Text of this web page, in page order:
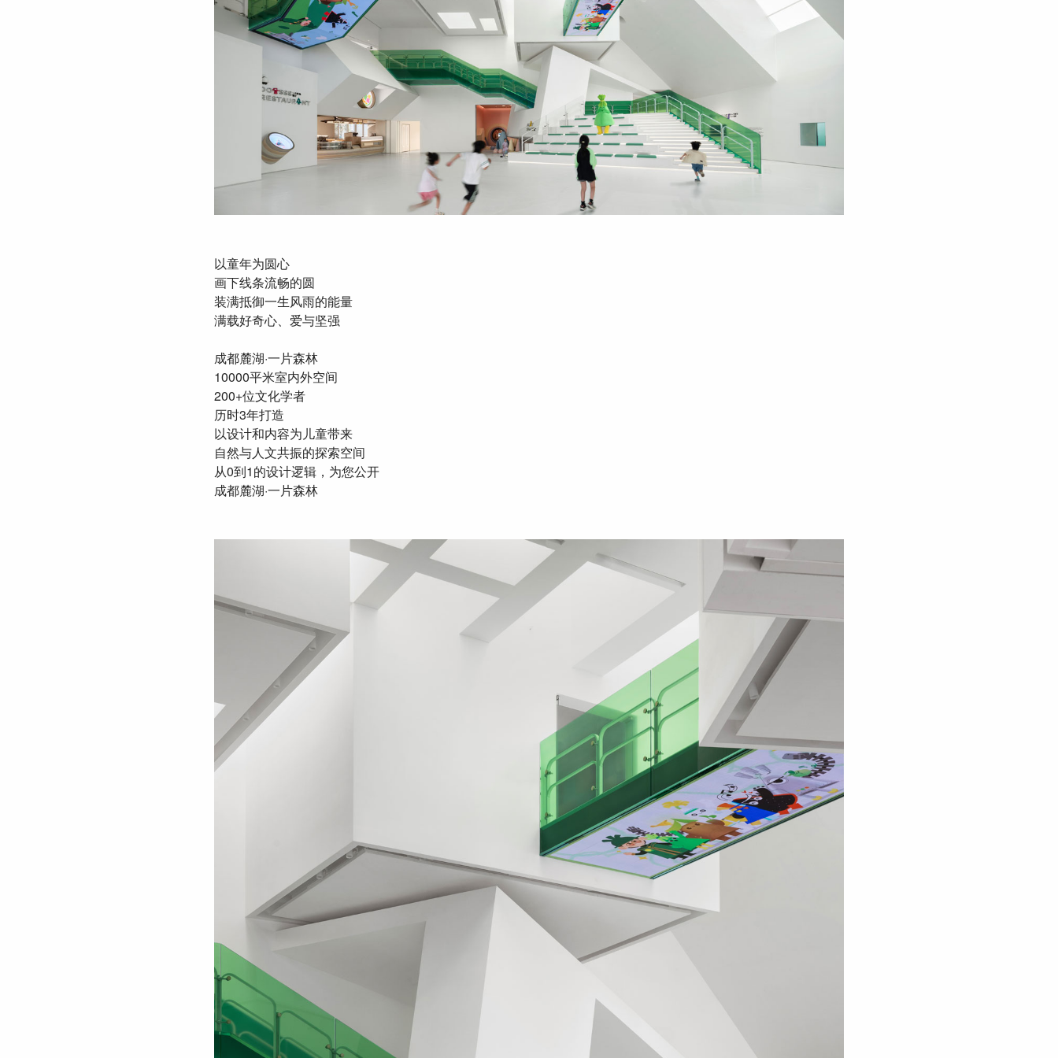
以童年为圆心
画下线条流畅的圆
装满抵御一生风雨的能量
满载好奇心、爱与坚强
成都麓湖·一片森林
10000平米室内外空间
200+位文化学者
历时3年打造
以设计和内容为儿童带来
自然与人文共振的探索空间
从0到1的设计逻辑，为您公开
成都麓湖·一片森林